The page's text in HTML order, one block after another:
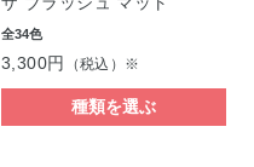
全34色
3,300円 （税込）※
種類を選ぶ